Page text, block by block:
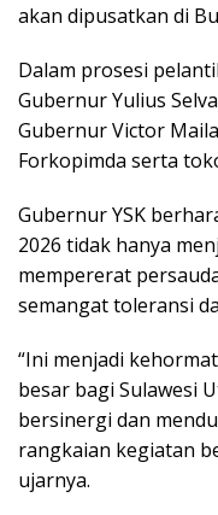
akan dipusatkan di
Dalam prosesi
Gubernur Yulius
Gubernur Victor
Forkopimda serta
Gubernur YSK
2026 tidak hanya
mempererat
semangat toleransi
“Ini menjadi
besar bagi Sulawesi
bersinergi dan
rangkaian kegiatan
ujarnya.